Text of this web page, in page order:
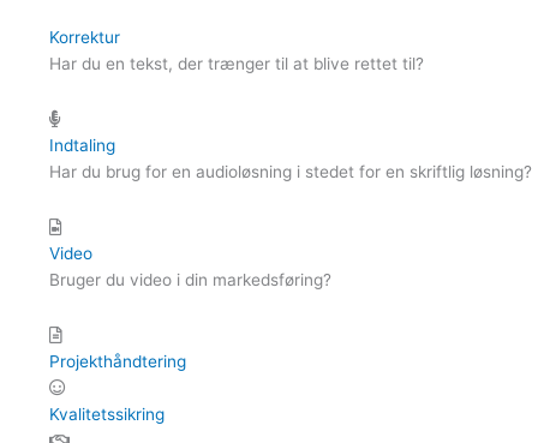
Korrektur
Har du en tekst, der trænger til at blive rettet til?
Indtaling
Har du brug for en audioløsning i stedet for en skriftlig løsning?
Video
Bruger du video i din markedsføring?
Projekthåndtering
Kvalitetssikring